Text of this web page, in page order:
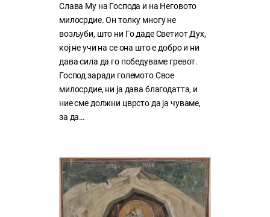
Слава Му на Господа и на Неговото
милосрдие. Он толку многу нe
возљуби, што ни Го даде Светиот Дух,
кој нe учи на сe она што е добро и ни
дава сила да го победуваме гревот.
Господ заради големото Свое
милосрдие, ни ја дава благодатта, и
ние сме должни цврсто да ја чуваме,
за да…